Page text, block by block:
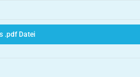
.pdf Datei